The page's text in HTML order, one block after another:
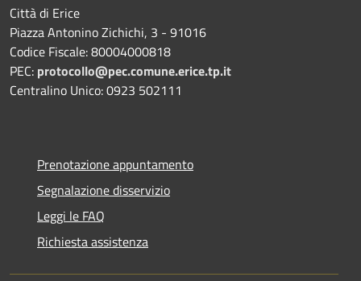
Città di Erice
Piazza Antonino Zichichi, 3 - 91016
Codice Fiscale: 80004000818
PEC: protocollo@pec.comune.erice.tp.it
Centralino Unico: 0923 502111
Prenotazione appuntamento
Segnalazione disservizio
Leggi le FAQ
Richiesta assistenza